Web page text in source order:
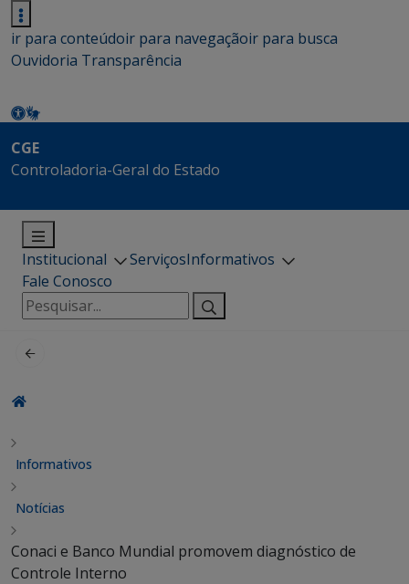
ir para conteúdoir para navegaçãoir para busca
Ouvidoria Transparência
CGE
Controladoria-Geral do Estado
Institucional ServiçosInformativos
Fale Conosco
Pesquisar
por:
Informativos
Notícias
Conaci e Banco Mundial promovem diagnóstico de
Controle Interno